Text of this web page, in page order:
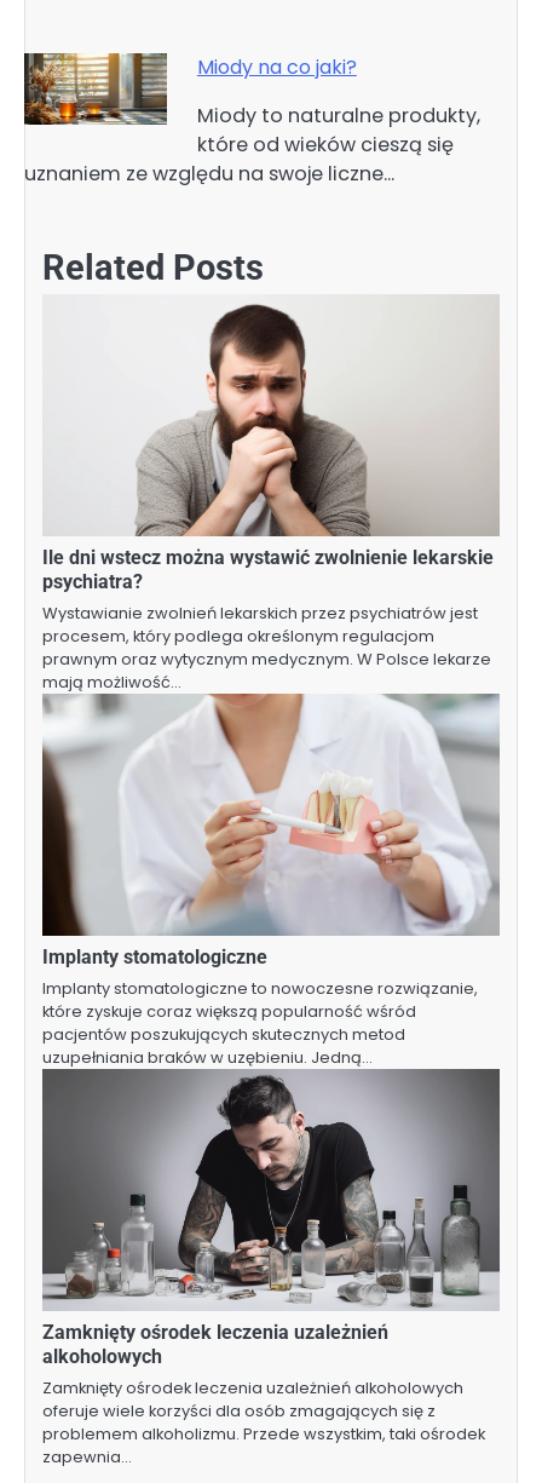
Miody na co jaki?
Miody to naturalne produkty,
które od wieków cieszą się
uznaniem ze względu na swoje liczne…
Related Posts
Ile dni wstecz można wystawić zwolnienie lekarskie
psychiatra?
Wystawianie zwolnień lekarskich przez psychiatrów jest
procesem, który podlega określonym regulacjom
prawnym oraz wytycznym medycznym. W Polsce lekarze
mają możliwość…
Implanty stomatologiczne
Implanty stomatologiczne to nowoczesne rozwiązanie,
które zyskuje coraz większą popularność wśród
pacjentów poszukujących skutecznych metod
uzupełniania braków w uzębieniu. Jedną…
Zamknięty ośrodek leczenia uzależnień
alkoholowych
Zamknięty ośrodek leczenia uzależnień alkoholowych
oferuje wiele korzyści dla osób zmagających się z
problemem alkoholizmu. Przede wszystkim, taki ośrodek
zapewnia…